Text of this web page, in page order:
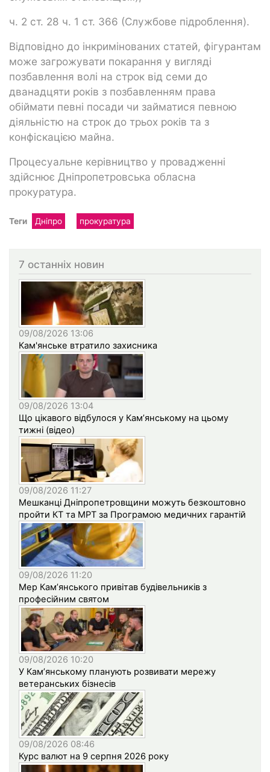
ч. 2 ст. 28 ч. 1 ст. 366 (Службове підроблення).
Відповідно до інкримінованих статей, фігурантам
може загрожувати покарання у вигляді
позбавлення волі на строк від семи до
дванадцяти років з позбавленням права
обіймати певні посади чи займатися певною
діяльністю на строк до трьох років та з
конфіскацією майна.
Процесуальне керівництво у провадженні
здійснює Дніпропетровська обласна
прокуратура.
Теги Дніпро прокуратура
7 останніх новин
09/08/2026 13:06
Кам'янське втратило захисника
09/08/2026 13:04
Що цікавого відбулося у Кам’янському на цьому
тижні (відео)
09/08/2026 11:27
Мешканці Дніпропетровщини можуть безкоштовно
пройти КТ та МРТ за Програмою медичних гарантій
09/08/2026 11:20
Мер Кам’янського привітав будівельників з
професійним святом
09/08/2026 10:20
У Кам’янському планують розвивати мережу
ветеранських бізнесів
09/08/2026 08:46
Курс валют на 9 серпня 2026 року